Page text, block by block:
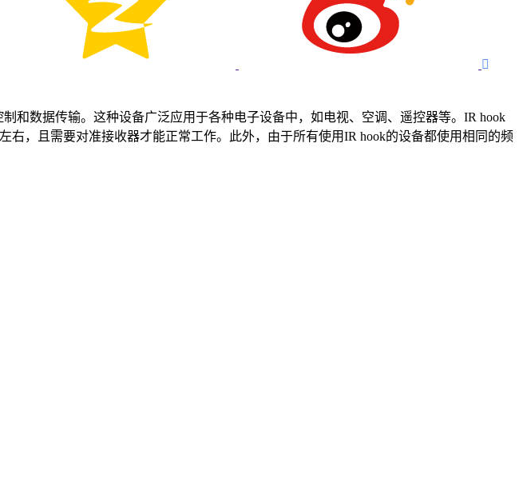

和数据传输。这种设备广泛应用于各种电子设备中，如电视、空调、遥控器等。IR hook
，且需要对准接收器才能正常工作。此外，由于所有使用IR hook的设备都使用相同的频